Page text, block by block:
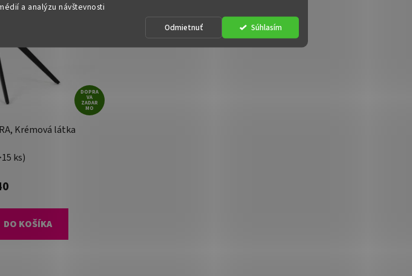
a analýzu návštevnosti
Odmietnuť Súhlasím
DOPRA
VA
ZADAR
MO
Krémová látka
ks)
DO KOŠÍKA